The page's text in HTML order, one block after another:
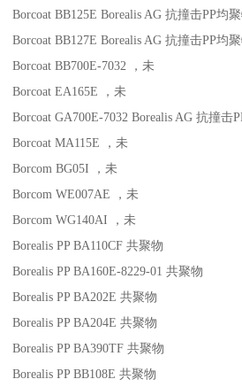
Borcoat BB125E Borealis AG 抗撞击PP均
Borcoat BB127E Borealis AG 抗撞击PP均
Borcoat BB700E-7032
，未
Borcoat EA165E
，未
Borcoat GA700E-7032 Borealis AG 抗撞击
Borcoat MA115E
，未
Borcom BG05I
，未
Borcom WE007AE
，未
Borcom WG140AI
，未
Borealis PP BA110CF 共聚物
Borealis PP BA160E-8229-01 共聚物
Borealis PP BA202E 共聚物
Borealis PP BA204E 共聚物
Borealis PP BA390TF 共聚物
Borealis PP BB108E 共聚物